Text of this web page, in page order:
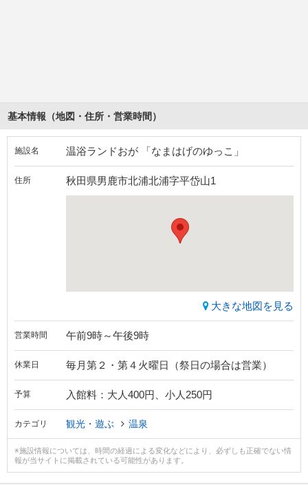
基本情報（地図・住所・営業時間）
施設名 温浴ランドおが 「なまはげのゆっこ」
住所 秋田県男鹿市北浦北浦字平岱山1
大きな地図を見る
営業時間 午前9時～午後9時
休業日 毎月第２・第４火曜日（祭日の場合は営業）
予算 入館料：大人400円、小人250円
カテゴリ 観光・遊ぶ 温泉
※施設情報については、時間の経過による変化などにより、必ずしも正確でない情
報が当サイトに掲載されている可能性があります。